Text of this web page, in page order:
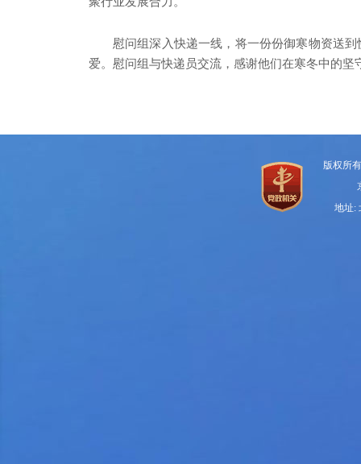
慰问组深入快递一线，将一份份御寒物资送
爱。慰问组与快递员交流，感谢他们在寒冬中的
版权所
地址: